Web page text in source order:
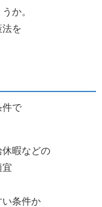
か。
法を
件で
休暇などの
宜
い条件か